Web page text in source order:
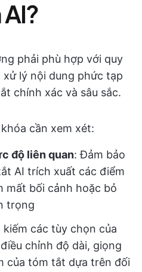
phải phù hợp với quy
lý nội dung phức tạp
chính xác và sâu sắc.
cần xem xét:
độ liên quan: Đảm bảo
AI trích xuất các điểm
mất bối cảnh hoặc bỏ
trọng
kiếm các tùy chọn của
chỉnh độ dài, giọng
của tóm tắt dựa trên đối